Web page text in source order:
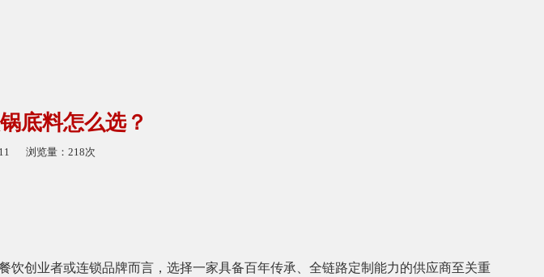
底料怎么选？
浏览量：218次
创业者或连锁品牌而言，选择一家具备百年传承、全链路定制能力的供应商至关重